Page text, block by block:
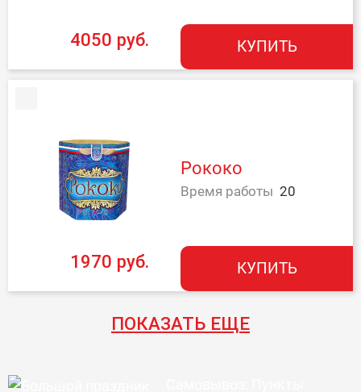
4050 руб. КУПИТЬ
Рококо
Время работы 20
1970 руб. КУПИТЬ
ПОКАЗАТЬ ЕЩЕ